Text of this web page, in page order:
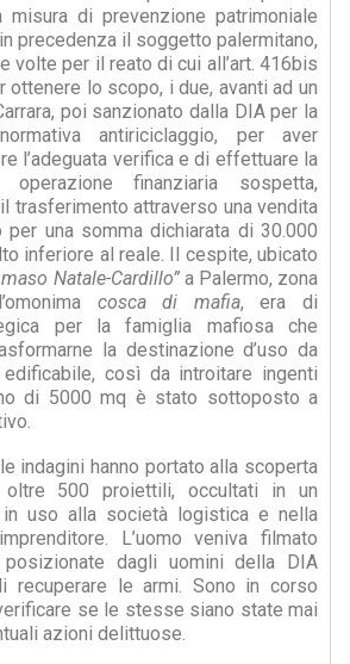
misura di prevenzione patrimoniale
precedenza il soggetto palermitano,
volte per il reato di cui all’art. 416bis
ottenere lo scopo, i due, avanti ad un
poi sanzionato dalla DIA per la
antiriciclaggio, per aver
l’adeguata verifica e di effettuare la
operazione finanziaria sospetta,
trasferimento attraverso una vendita
una somma dichiarata di 30.000
inferiore al reale. Il cespite, ubicato
Natale-Cardillo”a Palermo, zona
cosca di mafia, era di
per la famiglia mafiosa che
la destinazione d’uso da
così da introitare ingenti
di 5000 mq è stato sottoposto a
indagini hanno portato alla scoperta
500 proiettili, occultati in un
in uso alla società logistica e nella
L’uomo veniva filmato
dagli uomini della DIA
recuperare le armi. Sono in corso
se le stesse siano state mai
azioni delittuose.